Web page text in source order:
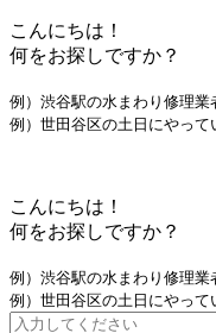
こんにちは！
何をお探しですか？
例）渋谷駅の水まわり修理業
例）世田谷区の土日にやって
こんにちは！
何をお探しですか？
例）渋谷駅の水まわり修理業
例）世田谷区の土日にやって